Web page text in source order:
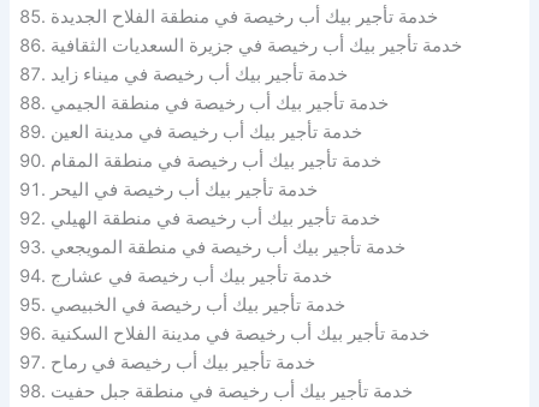
خدمة تأجير بيك أب رخيصة في منطقة الفلاح الجديدة
خدمة تأجير بيك أب رخيصة في جزيرة السعديات الثقافية
خدمة تأجير بيك أب رخيصة في ميناء زايد
خدمة تأجير بيك أب رخيصة في منطقة الجيمي
خدمة تأجير بيك أب رخيصة في مدينة العين
خدمة تأجير بيك أب رخيصة في منطقة المقام
خدمة تأجير بيك أب رخيصة في اليحر
خدمة تأجير بيك أب رخيصة في منطقة الهيلي
خدمة تأجير بيك أب رخيصة في منطقة المويجعي
خدمة تأجير بيك أب رخيصة في عشارج
خدمة تأجير بيك أب رخيصة في الخبيصي
خدمة تأجير بيك أب رخيصة في مدينة الفلاح السكنية
خدمة تأجير بيك أب رخيصة في رماح
خدمة تأجير بيك أب رخيصة في منطقة جبل حفيت